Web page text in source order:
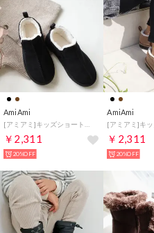
AmiAmi
￥2,311
20%OFF
AmiAmi
￥2,311
20%OFF